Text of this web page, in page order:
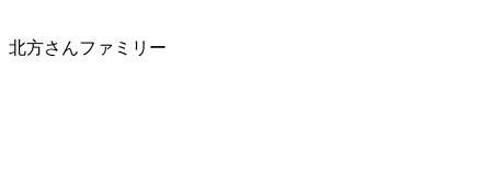
北方さんファミリー